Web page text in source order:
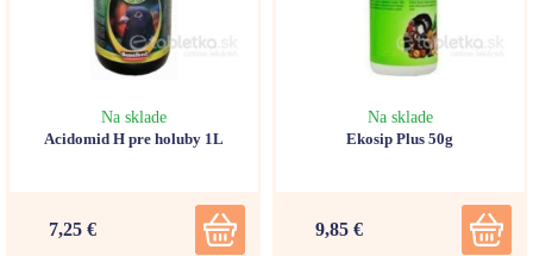
Na sklade
Acidomid H pre holuby 1L
7,25 €
Na sklade
Ekosip Plus 50g
9,85 €